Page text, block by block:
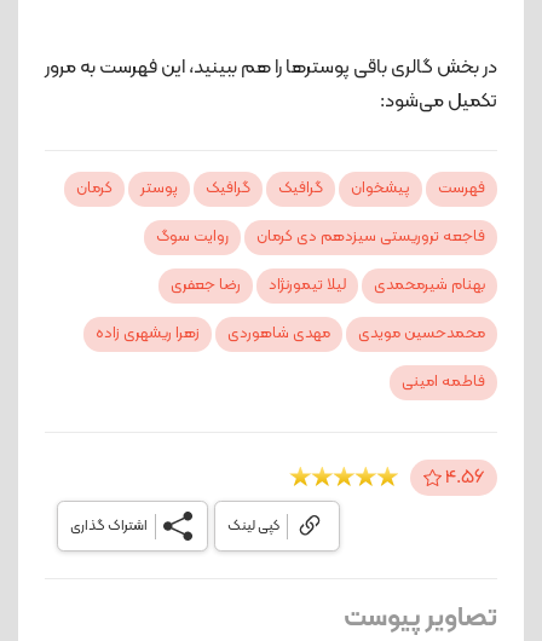
در بخش گالری باقی پوسترها را هم ببینید، این فهرست به مرور
تکمیل می‌شود:
فهرست پیشخوان گرافیک گرافیک پوستر
کرمان
فاجعه تروریستی سیزدهم دی کرمان
روایت سوگ
بهنام شیرمحمدی
لیلا تیمورنژاد
رضا جعفری
محمدحسین مویدی
مهدی شاهوردی
زهرا ریشهری زاده
فاطمه امینی
4.56
اشتراک گذاری کپی لینک
تصاویر پیوست